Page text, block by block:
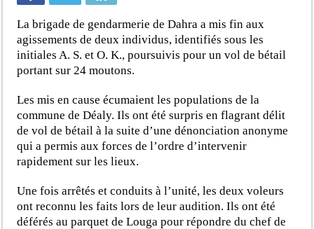
La brigade de gendarmerie de Dahra a mis fin aux
agissements de deux individus, identifiés sous les
initiales A. S. et O. K., poursuivis pour un vol de bétail
portant sur 24 moutons.
Les mis en cause écumaient les populations de la
commune de Déaly. Ils ont été surpris en flagrant délit
de vol de bétail à la suite d’une dénonciation anonyme
qui a permis aux forces de l’ordre d’intervenir
rapidement sur les lieux.
Une fois arrêtés et conduits à l’unité, les deux voleurs
ont reconnu les faits lors de leur audition. Ils ont été
déférés au parquet de Louga pour répondre du chef de